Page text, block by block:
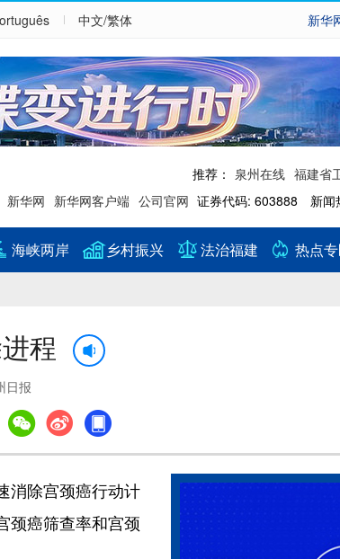
中文/繁体 新华
推荐： 泉州在线 福建省
新华网 新华网客户端 公司官网 证券代码: 603888 新闻
海峡两岸 乡村振兴 法治福建 热点
程
日报
消除宫颈癌行动计
颈癌筛查率和宫颈